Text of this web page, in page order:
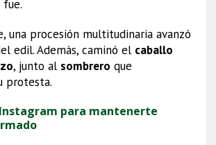
una procesión multitudinaria avanzó
edil. Además, caminó el caballo
, junto al sombrero que
protesta.
para mantenerte